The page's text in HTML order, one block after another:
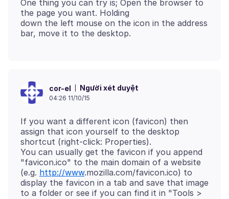
One thing you can try is; Open the browser to
the page you want. Holding
down the left mouse on the icon in the address
cor-el Người xét duyệt
04:26 11/10/15
If you want a different icon (favicon) then
assign that icon yourself to the desktop
shortcut (right-click: Properties).
You can usually get the favicon if you append
"favicon.ico" to the main domain of a website
(e.g. http://www.mozilla.com/favicon.ico) to
display the favicon in a tab and save that image
to a folder or see if you can find it in "Tools >